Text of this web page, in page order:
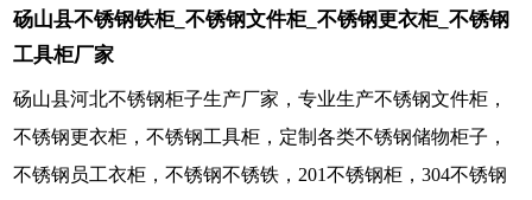
砀山县不锈钢铁柜_不锈钢文件柜_不锈钢更衣柜_不锈钢
工具柜厂家
砀山县河北不锈钢柜子生产厂家，专业生产不锈钢文件柜，
不锈钢更衣柜，不锈钢工具柜，定制各类不锈钢储物柜子，
不锈钢员工衣柜，不锈钢不锈铁，201不锈钢柜，304不锈钢